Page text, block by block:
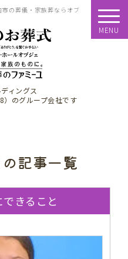
の葬儀・家族葬ならオブ
ィングス
のグループ会社です
MENU
記事一覧
きること